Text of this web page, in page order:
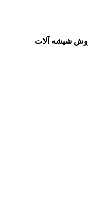
شیشه آلات